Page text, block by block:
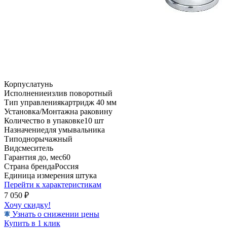
Корпуслатунь
Исполнениеизлив поворотный
Тип управлениякартридж 40 мм
Установка/Монтажна раковину
Количество в упаковке10 шт
Назначениедля умывальника
Типоднорычажный
Видсмеситель
Гарантия до, мес60
Страна брендаРоссия
Единица измерения штука
Перейти к характеристикам
7 050 ₽
Хочу скидку!
Узнать о снижении цены
Купить в 1 клик